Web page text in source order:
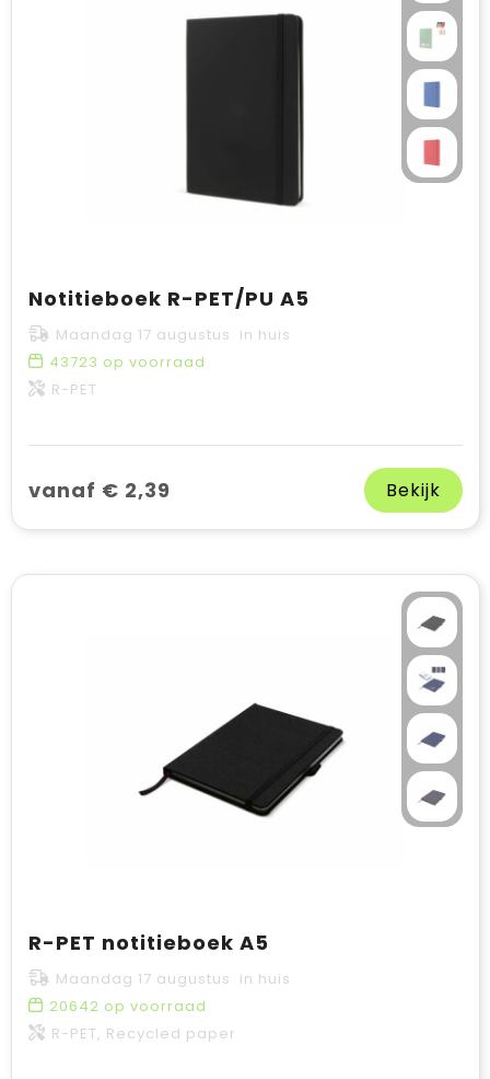
Notitieboek R-PET/PU A5
Maandag 17 augustus in huis
43723 op voorraad
R-PET
vanaf € 2,39 Bekijk
R-PET notitieboek A5
Maandag 17 augustus in huis
20642 op voorraad
R-PET, Recycled paper